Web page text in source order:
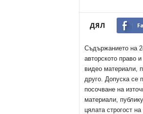
ДЯЛ
Съдържанието на
авторското право
видео материали,
друго. Допуска се
посочване на
материали,
цялата строгост